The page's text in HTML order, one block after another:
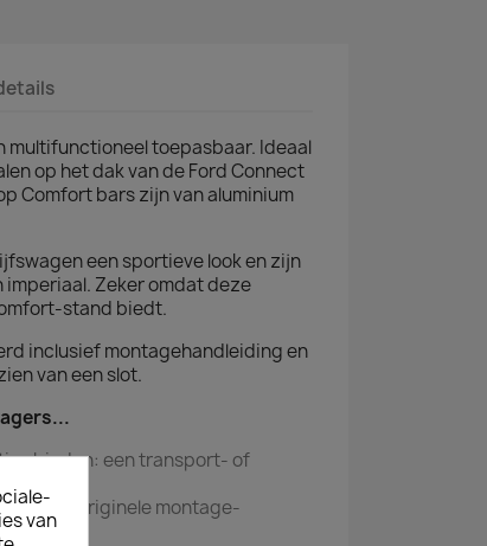
multifunctioneel toepasbaar. Ideaal
op het dak van de Ford Connect
Comfort bars zijn van aluminium
een sportieve look en zijn
Zeker omdat deze
stand biedt.
inclusief montagehandleiding en
van een slot.
bieden: een transport- of
op de originele montage-
van